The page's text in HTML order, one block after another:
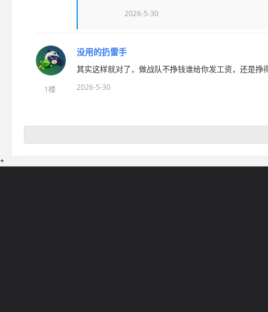
2026-5-30
1楼
没用的扔雷手
其实这样就对了，做战队不挣钱谁给你发工资，还是挣
2026-5-30
+